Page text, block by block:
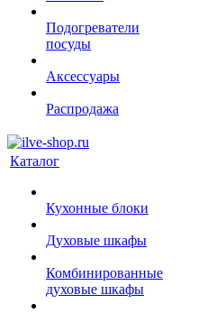
Подогреватели
посуды
Аксессуары
Распродажа
Каталог
Кухонные блоки
Духовые шкафы
Комбинированные
духовые шкафы